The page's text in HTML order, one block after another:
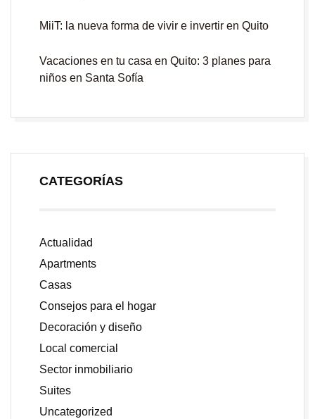
MiiT: la nueva forma de vivir e invertir en Quito
Vacaciones en tu casa en Quito: 3 planes para
niños en Santa Sofía
CATEGORÍAS
Actualidad
Apartments
Casas
Consejos para el hogar
Decoración y diseño
Local comercial
Sector inmobiliario
Suites
Uncategorized